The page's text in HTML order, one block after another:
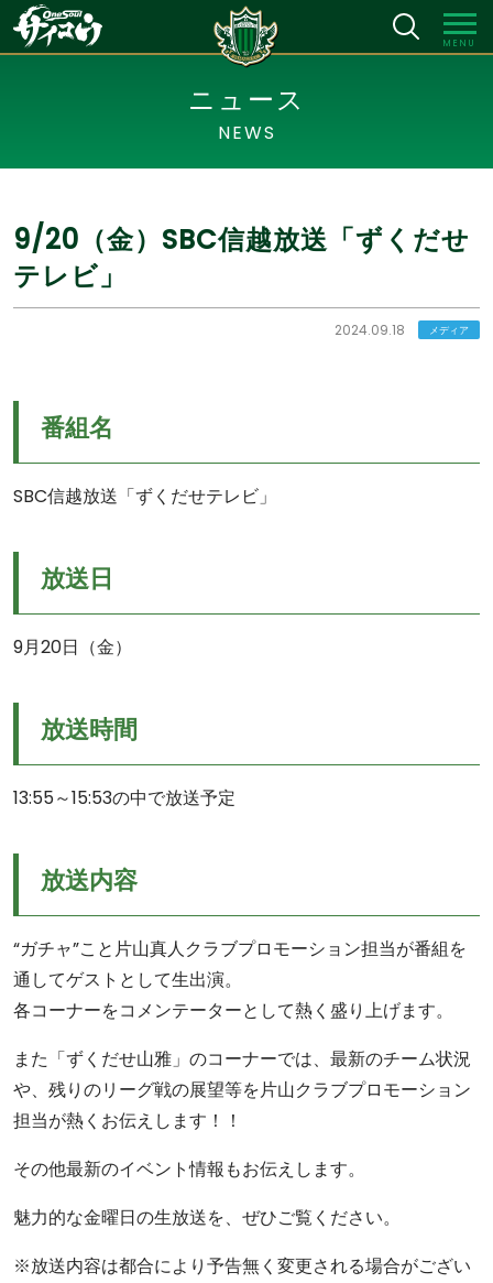
MENU
ニュース
NEWS
9/20（金）SBC信越放送「ずくだせ
テレビ」
2024.09.18 メディア
番組名
SBC信越放送「ずくだせテレビ」
放送日
9月20日（金）
放送時間
13:55～15:53の中で放送予定
放送内容
“ガチャ”こと片山真人クラブプロモーション担当が番組を
通してゲストとして生出演。
各コーナーをコメンテーターとして熱く盛り上げます。
また「ずくだせ山雅」のコーナーでは、最新のチーム状況
や、残りのリーグ戦の展望等を片山クラブプロモーション
担当が熱くお伝えします！！
その他最新のイベント情報もお伝えします。
魅力的な金曜日の生放送を、ぜひご覧ください。
※放送内容は都合により予告無く変更される場合がござい